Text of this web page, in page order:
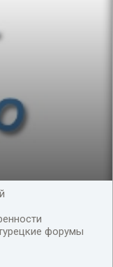
форумы